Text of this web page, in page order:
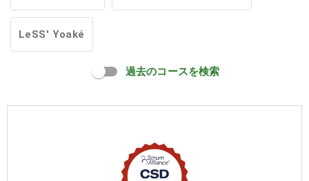
LeSS' Yoaké
過去のコースを検索